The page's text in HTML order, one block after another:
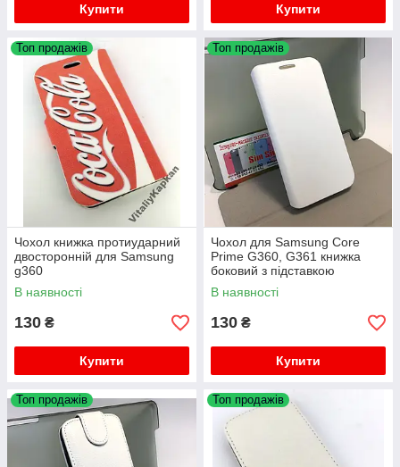
Купити Купити
Топ продажів
Чохол книжка протиударний
двосторонній для Samsung
g360
В наявності
130 ₴
Купити
Топ продажів
Чохол для Samsung Core
Prime G360, G361 книжка
боковий з підставкою
протиударний flip cover білий
В наявності
130 ₴
Купити
Топ продажів Топ продажів